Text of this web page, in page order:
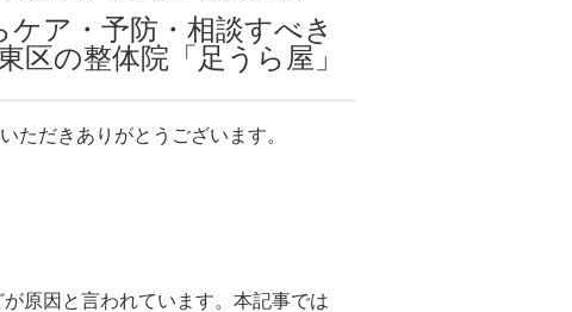
ア・予防・相談すべき
区の整体院「足うら屋」
ただきありがとうございます。
原因と言われています。本記事では